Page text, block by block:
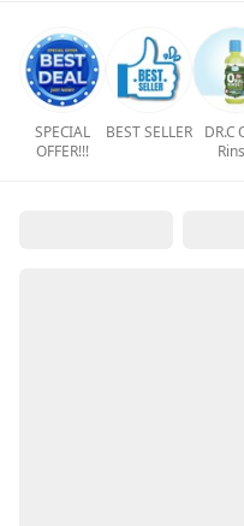
SPECIAL
OFFER!!!
BEST SELLER
DR.C